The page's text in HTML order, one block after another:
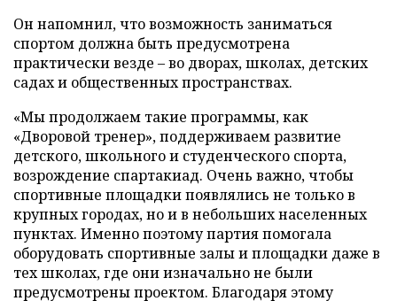
Он напомнил, что возможность заниматься
спортом должна быть предусмотрена
практически везде – во дворах, школах, детских
садах и общественных пространствах.
«Мы продолжаем такие программы, как
«Дворовой тренер», поддерживаем развитие
детского, школьного и студенческого спорта,
возрождение спартакиад. Очень важно, чтобы
спортивные площадки появлялись не только в
крупных городах, но и в небольших населенных
пунктах. Именно поэтому партия помогала
оборудовать спортивные залы и площадки даже в
тех школах, где они изначально не были
предусмотрены проектом. Благодаря этому